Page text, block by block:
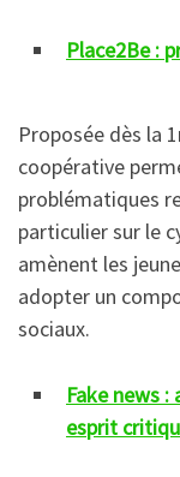
Place2Be :
Proposée dès la
coopérative
problématiques
particulier sur le
amènent les
adopter un
sociaux.
Fake news
esprit